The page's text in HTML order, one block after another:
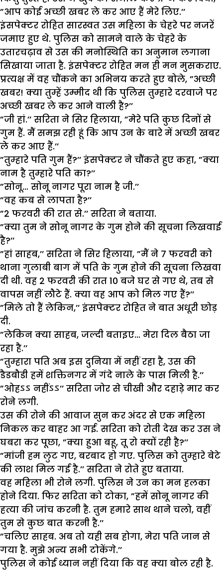
”आप कोई अच्छी खबर ले कर आए हैं मेरे लिए.’’
इंसपेक्टर रोहित सारस्वत उस महिला के चेहरे पर नजरें
जमाए हुए थे. पुलिस को सामने वाले के चेहरे के
उतारचढ़ाव से उस की मनोस्थिति का अनुमान लगाना
सिखाया जाता है. इंसपेक्टर रोहित मन ही मन मुसकराए.
प्रत्यक्ष में वह चौंकने का अभिनय करते हुए बोले, ”अच्छी
खबर! क्या तुम्हें उम्मीद थी कि पुलिस तुम्हारे दरवाजे पर
अच्छी खबर ले कर आने वाली है?’’
”जी हां.’’ सरिता ने सिर हिलाया, ”मेरे पति कुछ दिनों से
गुम हैं. मैं समझ रही हूं कि आप उन के बारे में अच्छी खबर
ले कर आए हैं.’’
”तुम्हारे पति गुम हैं?’’ इंसपेक्टर ने चौंकते हुए कहा, ”क्या
नाम है तुम्हारे पति का?’’
”सोनू… सोनू नागर पूरा नाम है जी.’’
”वह कब से लापता है?’’
”2 फरवरी की रात से.’’ सरिता ने बताया.
”क्या तुम ने सोनू नागर के गुम होने की सूचना लिखवाई
है?’’
”हां साहब,’’ सरिता ने सिर हिलाया, ”मैं ने 7 फरवरी को
थाना गुलाबी बाग में पति के गुम होने की सूचना लिखवा
दी थी. वह 2 फरवरी की रात 10 बजे घर से गए थे, तब से
वापस नहीं लौटे हैं. क्या वह आप को मिल गए हैं?’’
”मिले तो हैं लेकिन,’’ इंसपेक्टर रोहित ने बात अधूरी छोड़
दी.
”लेकिन क्या साहब, जल्दी बताइए… मेरा दिल बैठा जा
रहा है.’’
”तुम्हारा पति अब इस दुनिया में नहीं रहा है, उस की
डैडबौडी हमें शक्तिनगर में गंदे नाले के पास मिली है.’’
”ओहऽऽ नहींऽऽ’’ सरिता जोर से चीखी और दहाड़े मार कर
रोने लगी.
उस की रोने की आवाज सुन कर अंदर से एक महिला
निकल कर बाहर आ गई. सरिता को रोती देख कर उस ने
घबरा कर पूछा, ”क्या हुआ बहू, तू रो क्यों रही है?’’
”मांजी हम लुट गए, बरबाद हो गए. पुलिस को तुम्हारे बेटे
की लाश मिल गई है.’’ सरिता ने रोते हुए बताया.
वह महिला भी रोने लगी. पुलिस ने उन का मन हलका
होने दिया. फिर सरिता को टोका, ”हमें सोनू नागर की
हत्या की जांच करनी है. तुम हमारे साथ थाने चलो, वहीं
तुम से कुछ बात करनी है.’’
”चलिए साहब. अब तो यही सब होगा, मेरा पति जान से
गया है. मुझे अन्य सभी टोकेंगे.’’
पुलिस ने कोई ध्यान नहीं दिया कि वह क्या बोल रही है.